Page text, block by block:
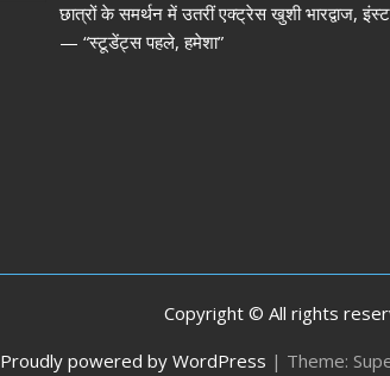
छात्रों के समर्थन में उतरीं एक्ट्रेस खुशी भारद्वाज,
— “स्टूडेंट्स पहले, हमेशा”
Copyright © All rights
Proudly powered by WordPress | Theme: